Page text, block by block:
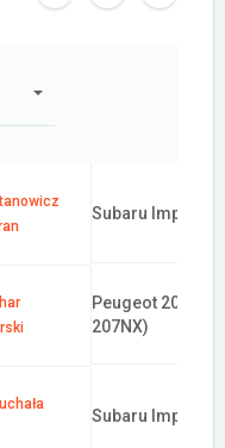
Subaru Impreza
Peugeot 207
207NX)
Subaru Impreza